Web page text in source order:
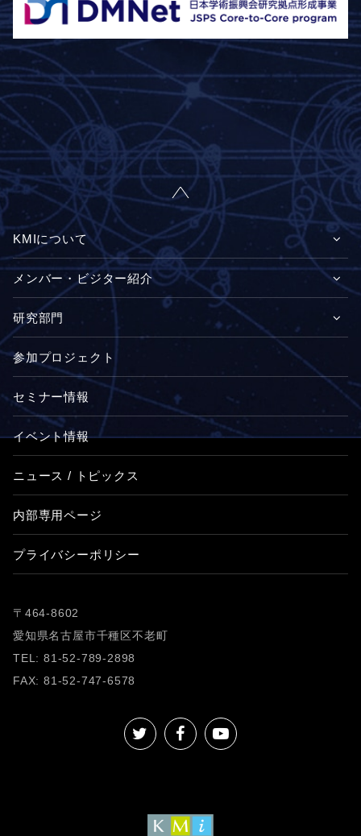
〒464-8602
愛知県名古屋市千種区不老町
TEL: 81-52-789-2898
FAX: 81-52-747-6578
KMIについて
メンバー・ビジター紹介
研究部門
参加プロジェクト
セミナー情報
イベント情報
ニュース / トピックス
内部専用ページ
プライバシーポリシー